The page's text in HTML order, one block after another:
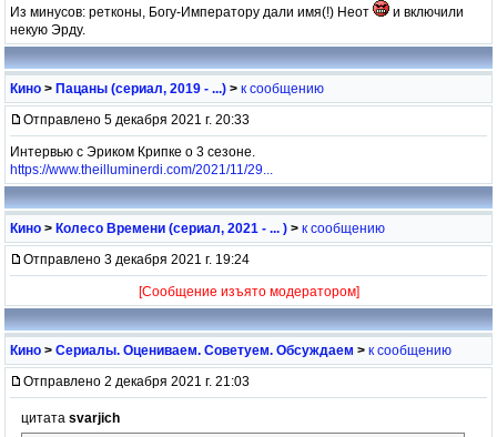
Из минусов: ретконы, Богу-Императору дали имя(!) Неот
и включили
некую Эрду.
Кино > Пацаны (сериал, 2019 - ...) > к сообщению
Отправлено 5 декабря 2021 г. 20:33
Интервью с Эриком Крипке о 3 сезоне.
https://www.theilluminerdi.com/2021/11/29...
Кино > Колесо Времени (сериал, 2021 - ... ) > к сообщению
Отправлено 3 декабря 2021 г. 19:24
[Сообщение изъято модератором]
Кино > Сериалы. Оцениваем. Советуем. Обсуждаем > к сообщению
Отправлено 2 декабря 2021 г. 21:03
цитата svarjich